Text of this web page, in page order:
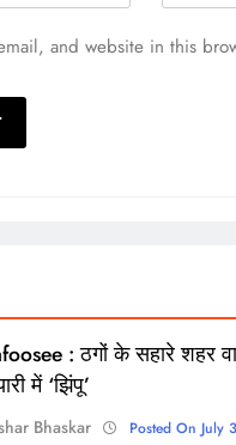
and website in this
: ठगों के सहारे शहर
में ‘झिंपू’
Bhaskar
Posted On July